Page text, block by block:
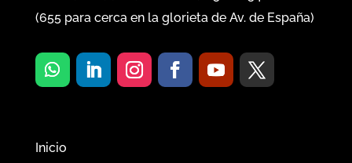
(655para cerca en la glorieta de Av. de España)
Inicio